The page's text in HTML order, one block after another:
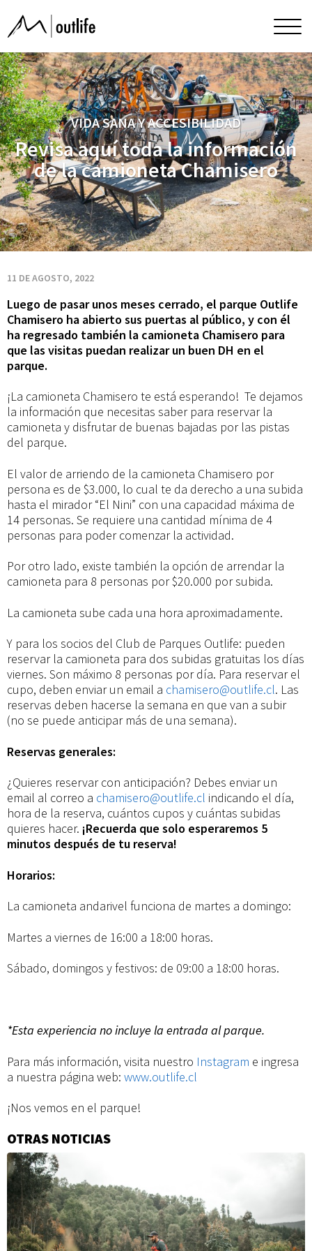
Revisa
aquí
toda
la
información
de
la
camioneta
Chamisero
Menu
VIDA SANA Y ACCESIBILIDAD
Revisa aquí toda la información
de la camioneta Chamisero
11 DE AGOSTO, 2022
Luego de pasar unos meses cerrado, el parque Outlife
Chamisero ha abierto sus puertas al público, y con él
ha regresado también la camioneta Chamisero para
que las visitas puedan realizar un buen DH en el
parque.
¡La camioneta Chamisero te está esperando! Te dejamos
la información que necesitas saber para reservar la
camioneta y disfrutar de buenas bajadas por las pistas
del parque.
El valor de arriendo de la camioneta Chamisero por
persona es de $3.000, lo cual te da derecho a una subida
hasta el mirador “El Nini” con una capacidad máxima de
14 personas. Se requiere una cantidad mínima de 4
personas para poder comenzar la actividad.
Por otro lado, existe también la opción de arrendar la
camioneta para 8 personas por $20.000 por subida.
La camioneta sube cada una hora aproximadamente.
Y para los socios del Club de Parques Outlife: pueden
reservar la camioneta para dos subidas gratuitas los días
viernes. Son máximo 8 personas por día. Para reservar el
cupo, deben enviar un email a chamisero@outlife.cl. Las
reservas deben hacerse la semana en que van a subir
(no se puede anticipar más de una semana).
Reservas generales:
¿Quieres reservar con anticipación? Debes enviar un
email al correo a chamisero@outlife.cl indicando el día,
hora de la reserva, cuántos cupos y cuántas subidas
quieres hacer. ¡Recuerda que solo esperaremos 5
minutos después de tu reserva!
Horarios:
La camioneta andarivel funciona de martes a domingo:
Martes a viernes de 16:00 a 18:00 horas.
Sábado, domingos y festivos: de 09:00 a 18:00 horas.
*Esta experiencia no incluye la entrada al parque.
Para más información, visita nuestro Instagram e ingresa
a nuestra página web: www.outlife.cl
¡Nos vemos en el parque!
Información
adicional
OTRAS NOTICIAS